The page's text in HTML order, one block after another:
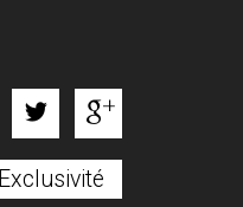
Exclusivité